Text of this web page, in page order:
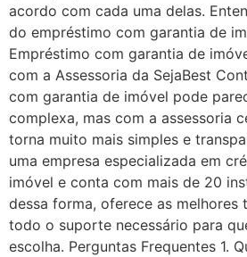
acordo com cada uma delas.
do empréstimo com garantia de
Empréstimo com garantia de
com a Assessoria da SejaBest
com garantia de imóvel pode
complexa, mas com a assessoria
torna muito mais simples e
uma empresa especializada em
imóvel e conta com mais de 20
dessa forma, oferece as melhores
todo o suporte necessário para
escolha. Perguntas Frequentes 1.